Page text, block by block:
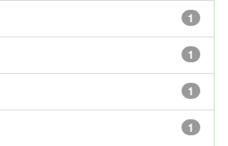
1
1
1
1